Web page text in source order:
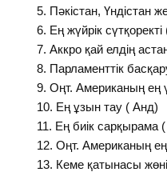
Пәкістан, Үндістан
Ең жүйрік
Аккро қай елдің
Парламенттік
Оңт. Американың ең
Ең ұзын тау ( Анд)
Ең биік сарқырама
Оңт. Американың
Кеме қатынасы